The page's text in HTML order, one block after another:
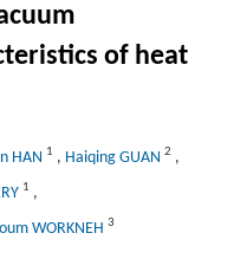
of heat
HAN 1 , Haiqing GUAN 2 ,
1 ,
WORKNEH 3